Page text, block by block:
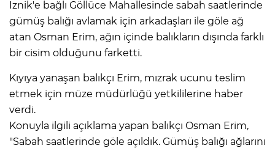
İznik'e bağlı Göllüce Mahallesinde sabah saatlerinde
gümüş balığı avlamak için arkadaşları ile göle ağ
atan Osman Erim, ağın içinde balıkların dışında farklı
bir cisim olduğunu farketti.
Kıyıya yanaşan balıkçı Erim, mızrak ucunu teslim
etmek için müze müdürlüğü yetkililerine haber
verdi.
Konuyla ilgili açıklama yapan balıkçı Osman Erim,
"Sabah saatlerinde göle açıldık. Gümüş balığı ağlarını